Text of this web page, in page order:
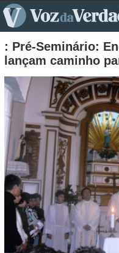
: Pré-Seminário:
lançam caminho